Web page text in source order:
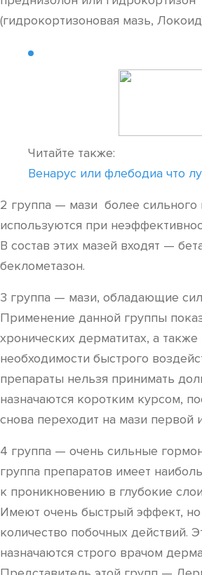
(гидрокортизоновая мазь,
Читайте также:
Венарус или флебодиа что
2 группа — мази более сильного
используются при
В состав этих мазей входят —
беклометазон.
3 группа — мази, обладающие
Применение данной группы
хронических дерматитах, а также
необходимости быстрого
препараты нельзя принимать
назначаются коротким курсом,
снова переходит на мази первой
4 группа — очень сильные
группа препаратов имеет
к проникновению в глубокие
Имеют очень быстрый эффект,
количество побочных действий.
назначаются строго врачом